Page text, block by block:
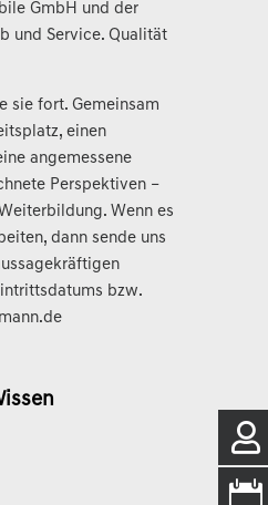
GmbH und der
und Service. Qualität
sie fort. Gemeinsam
einen
angemessene
Perspektiven –
Wenn es
dann sende uns
bzw.

